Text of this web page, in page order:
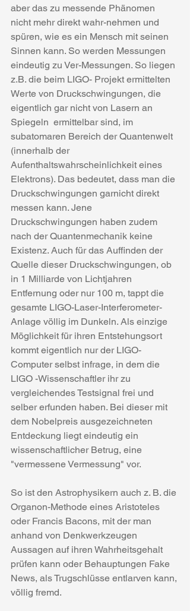
aber das zu messende Phänomen
nicht mehr direkt wahr-nehmen und
spüren, wie es ein Mensch mit seinen
Sinnen kann. So werden Messungen
eindeutig zu Ver-Messungen. So liegen
z.B. die beim LIGO- Projekt ermittelten
Werte von Druckschwingungen, die
eigentlich gar nicht von Lasern an
Spiegeln  ermittelbar sind, im
subatomaren Bereich der Quantenwelt
(innerhalb der
Aufenthaltswahrscheinlichkeit eines
Elektrons). Das bedeutet, dass man die
Druckschwingungen garnicht direkt
messen kann. Jene
Druckschwingungen haben zudem
nach der Quantenmechanik keine
Existenz. Auch für das Auffinden der
Quelle dieser Druckschwingungen, ob
in 1 Milliarde von Lichtjahren
Entfernung oder nur 100 m, tappt die
gesamte LIGO-Laser-Interferometer-
Anlage völlig im Dunkeln. Als einzige
Möglichkeit für ihren Entstehungsort
kommt eigentlich nur der LIGO-
Computer selbst infrage, in dem die
LIGO -Wissenschaftler ihr zu
vergleichendes Testsignal frei und
selber erfunden haben. Bei dieser mit
dem Nobelpreis ausgezeichneten
Entdeckung liegt eindeutig ein
wissenschaftlicher Betrug, eine
"vermessene Vermessung" vor.
So ist den Astrophysikern auch z. B. die
Organon-Methode eines Aristoteles
oder Francis Bacons, mit der man
anhand von Denkwerkzeugen
Aussagen auf ihren Wahrheitsgehalt
prüfen kann oder Behauptungen Fake
News, als Trugschlüsse entlarven kann,
völlig fremd.